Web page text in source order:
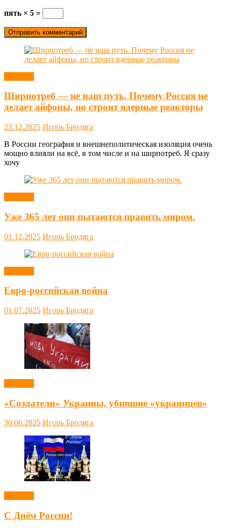
пять × 5 =
Ширпотреб — не наш путь. Почему Россия не
делает айфоны, но строит ядерные реакторы
23.12.2025 Игорь Бродяга
В России география и внешнеполитическая изоляция очень
мощно влияли на всё, в том числе и на ширпотреб. Я сразу
хочу
Уже 365 лет они пытаются править миром.
01.12.2025 Игорь Бродяга
Евро-российская война
01.07.2025 Игорь Бродяга
«Создатели» Украины, убившие «украинцев»
30.06.2025 Игорь Бродяга
С Днём России!